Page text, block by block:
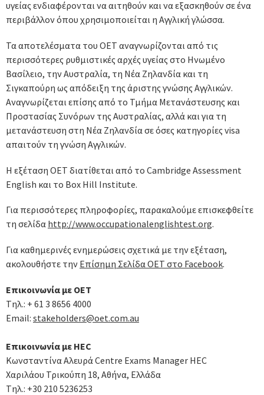
υγείας ενδιαφέρονται να αιτηθούν και να εξασκηθούν σε ένα
περιβάλλον όπου χρησιμοποιείται η Αγγλική γλώσσα.
Τα αποτελέσματα του ΟΕΤ αναγνωρίζονται από τις
περισσότερες ρυθμιστικές αρχές υγείας στο Ηνωμένο
Βασίλειο, την Αυστραλία, τη Νέα Ζηλανδία και τη
Σιγκαπούρη ως απόδειξη της άριστης γνώσης Αγγλικών.
Αναγνωρίζεται επίσης από το Τμήμα Μετανάστευσης και
Προστασίας Συνόρων της Αυστραλίας, αλλά και για τη
μετανάστευση στη Νέα Ζηλανδία σε όσες κατηγορίες visa
απαιτούν τη γνώση Αγγλικών.
Η εξέταση ΟΕΤ διατίθεται από το Cambridge Assessment
English και το Box Hill Institute.
Για περισσότερες πληροφορίες, παρακαλούμε επισκεφθείτε
τη σελίδα http://www.occupationalenglishtest.org.
Για καθημερινές ενημερώσεις σχετικά με την εξέταση,
ακολουθήστε την Επίσημη Σελίδα OET στο Facebook.
Επικοινωνία με OET
Tηλ.: + 61 3 8656 4000
Email: stakeholders@oet.com.au
Επικοινωνία με HEC
Κωνσταντίνα Αλευρά Centre Exams Manager HEC
Χαριλάου Τρικούπη 18, Αθήνα, Ελλάδα
Tηλ.: +30 210 5236253